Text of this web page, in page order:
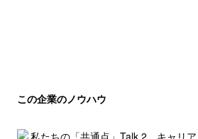
この企業のノウハウ